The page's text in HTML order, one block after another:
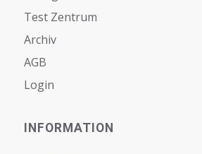
Test Zentrum
Archiv
AGB
Login
INFORMATION